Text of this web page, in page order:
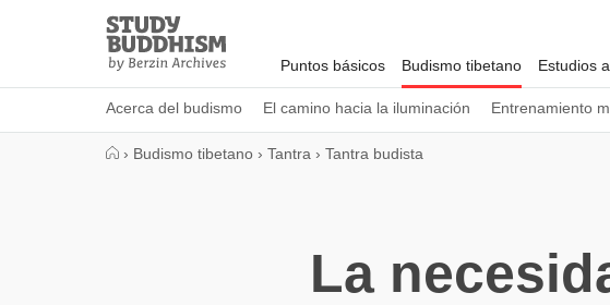
Study
Buddhism
Home
Puntos básicos Budismo tibetano
Acerca del budismo El camino hacia la iluminación Entrenamiento
Estudios
› Budismo tibetano › Tantra › Tantra budista
La